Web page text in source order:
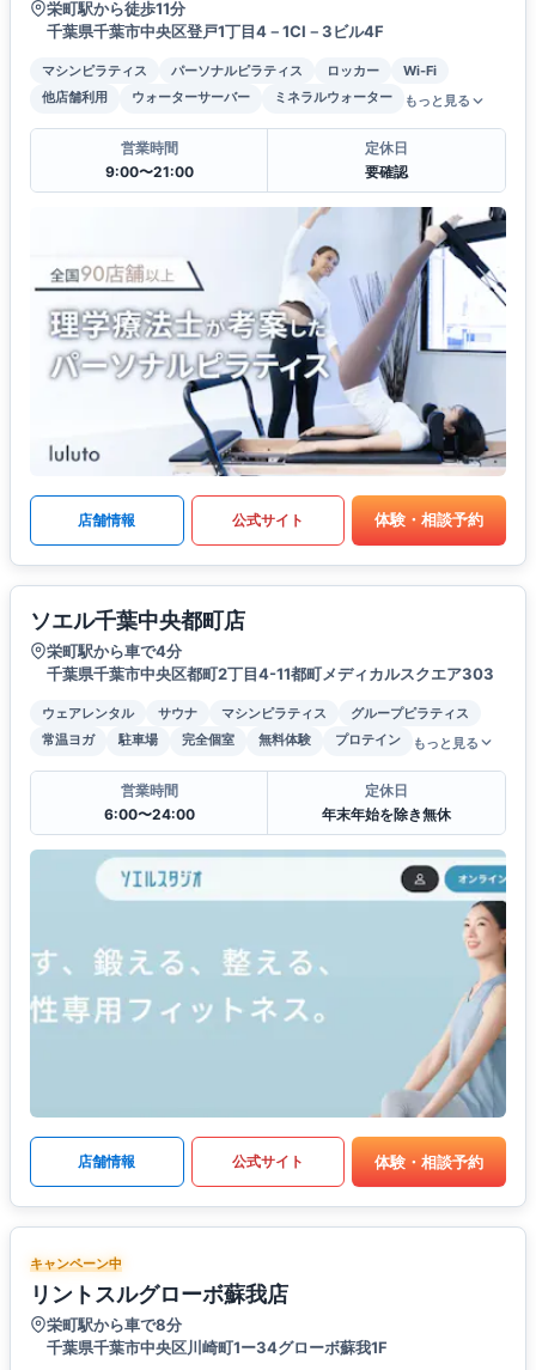
栄町駅から徒歩11分
千葉県千葉市中央区登戸1丁目4－1CI－3ビル4F
マシンピラティス パーソナルピラティス ロッカー
Wi-Fi
他店舗利用
ウォーターサーバー ミネラルウォーター もっと見る
営業時間
9:00〜21:00
定休日
要確認
店舗情報 公式サイト 体験・相談予約
ソエル千葉中央都町店
栄町駅から車で4分
千葉県千葉市中央区都町2丁目4-11都町メディカルスクエア303
ウェアレンタル サウナ マシンピラティス
グループピラティス
常温ヨガ
駐車場 完全個室 無料体験 プロテイン もっと見る
営業時間
6:00〜24:00
定休日
年末年始を除き無休
店舗情報 公式サイト 体験・相談予約
キャンペーン中
リントスルグローボ蘇我店
栄町駅から車で8分
千葉県千葉市中央区川崎町1ー34グローボ蘇我1F